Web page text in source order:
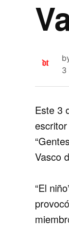
3
Este 3
Vasco
“El